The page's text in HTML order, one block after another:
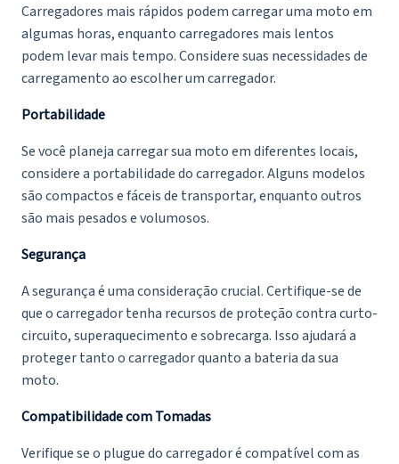
Carregadores mais rápidos podem carregar uma moto em
algumas horas, enquanto carregadores mais lentos
podem levar mais tempo. Considere suas necessidades de
carregamento ao escolher um carregador.
Portabilidade
Se você planeja carregar sua moto em diferentes locais,
considere a portabilidade do carregador. Alguns modelos
são compactos e fáceis de transportar, enquanto outros
são mais pesados e volumosos.
Segurança
A segurança é uma consideração crucial. Certifique-se de
que o carregador tenha recursos de proteção contra curto-
circuito, superaquecimento e sobrecarga. Isso ajudará a
proteger tanto o carregador quanto a bateria da sua
moto.
Compatibilidade com Tomadas
Verifique se o plugue do carregador é compatível com as